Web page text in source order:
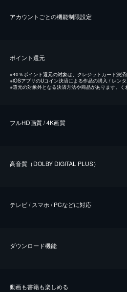
アカウントごとの機能制限設定
ポイント還元
※40％ポイント還元の対象は、クレジットカード決済
※iOSアプリのUコイン決済による作品の購入 / レン
※還元の対象外となる決済方法や商品があります。く
フルHD画質 / 4K画質
⾼⾳質（DOLBY DIGITAL PLUS）
テレビ / スマホ / PCなどに対応
ダウンロード機能
動画も書籍も楽しめる